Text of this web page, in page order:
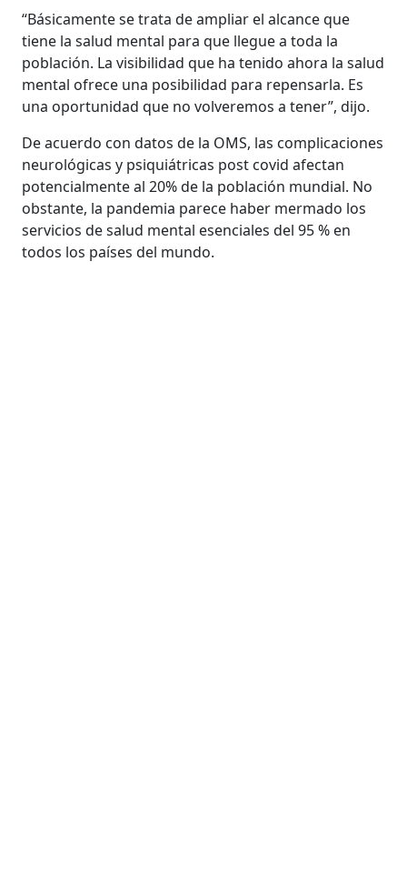
“Básicamente se trata de ampliar el alcance que
tiene la salud mental para que llegue a toda la
población. La visibilidad que ha tenido ahora la salud
mental ofrece una posibilidad para repensarla. Es
una oportunidad que no volveremos a tener”, dijo.
De acuerdo con datos de la OMS, las complicaciones
neurológicas y psiquiátricas post covid afectan
potencialmente al 20% de la población mundial. No
obstante, la pandemia parece haber mermado los
servicios de salud mental esenciales del 95 % en
todos los países del mundo.